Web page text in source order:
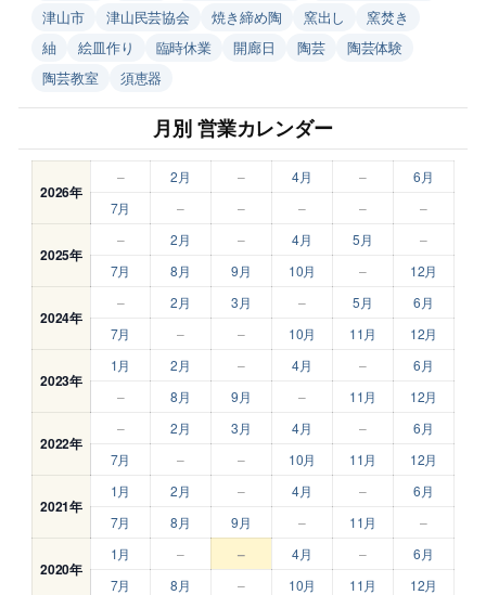
津山市
津山民芸協会 焼き締め陶 窯出し
窯焚き
紬
絵皿作り 臨時休業 開廊日 陶芸
陶芸体験
陶芸教室
須恵器
月別 営業カレンダー
2026年
– 2月 – 4月 –
6月
7月
– – – – –
2025年
– 2月 – 4月 5月
–
7月
8月 9月 10月 – 12月
2024年
– 2月 3月 – 5月
6月
7月
– – 10月 11月 12月
2023年
1月 2月 – 4月 –
6月
–
8月 9月 – 11月 12月
2022年
– 2月 3月 4月 –
6月
7月
– – 10月 11月 12月
2021年
1月 2月 – 4月 –
6月
7月
8月 9月 – 11月 –
2020年
1月 – – 4月 –
6月
7月
8月 – 10月 11月 12月